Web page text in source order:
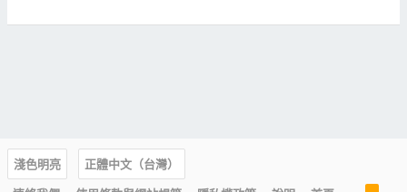
淺色明亮
正體中文（台灣）
R